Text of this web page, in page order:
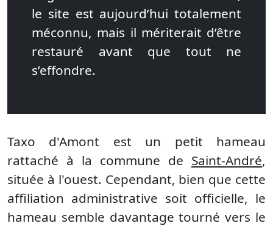
le site est aujourd’hui totalement
méconnu, mais il mériterait d’être
restauré avant que tout ne
s’effondre.
Taxo d'Amont est un petit hameau
rattaché à la commune de Saint-André,
située à l'ouest. Cependant, bien que cette
affiliation administrative soit officielle, le
hameau semble davantage tourné vers le